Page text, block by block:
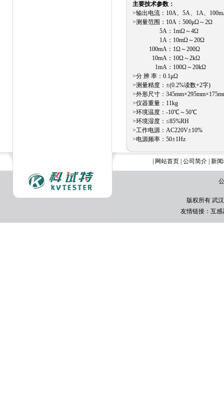
主要技术参数：
>输出电流：10A、5A、1A、
>测量范围：10A：500μΩ～2Ω
5A：1mΩ～4Ω
1A：10mΩ～20Ω
100mA：1Ω～200Ω
10mA：10Ω～2kΩ
1mA：100Ω～20kΩ
>分 辨 率：0.1μΩ
>测量精度：±(0.2%读数+2字)
>外形尺寸：
>仪器重量：11kg
>环境温度：-10℃～50℃
>环境湿度：≤85%RH
>工作电源：AC220V±10%
>电源频率：50±1Hz
网站首页 公司简介 新
版权所有 武
友情链接： 互感